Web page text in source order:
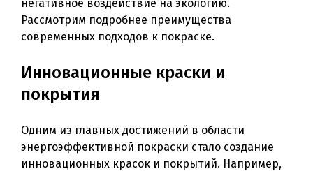
негативное воздействие на экологию.
Рассмотрим подробнее преимущества
современных подходов к покраске.
Инновационные краски и
покрытия
Одним из главных достижений в области
энергоэффективной покраски стало создание
инновационных красок и покрытий. Например,